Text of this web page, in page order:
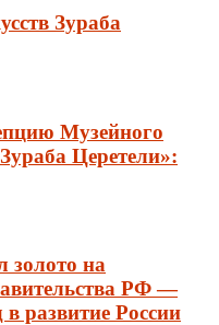
Зураба
Музейного
Церетели»:
золото на
РФ —
развитие России